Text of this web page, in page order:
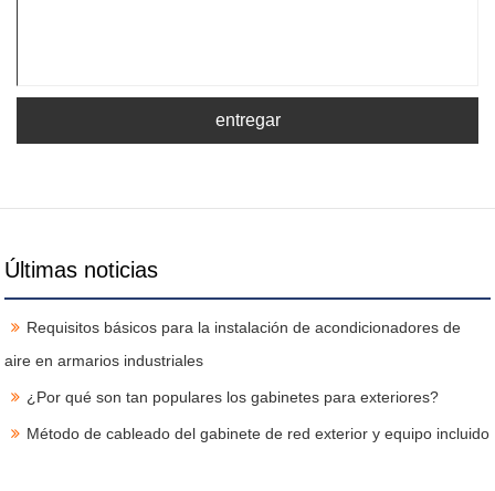
entregar
Últimas noticias
Requisitos básicos para la instalación de acondicionadores de
aire en armarios industriales
¿Por qué son tan populares los gabinetes para exteriores?
Método de cableado del gabinete de red exterior y equipo incluido